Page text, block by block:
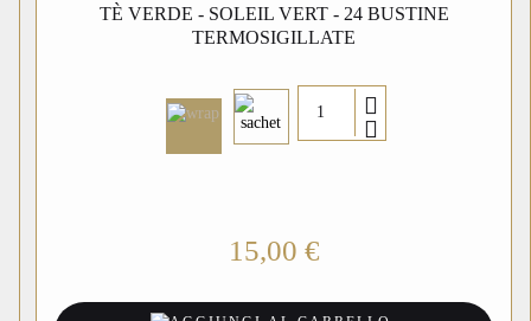
TÈ VERDE - SOLEIL VERT - 24 BUSTINE
TERMOSIGILLATE
15,00 €